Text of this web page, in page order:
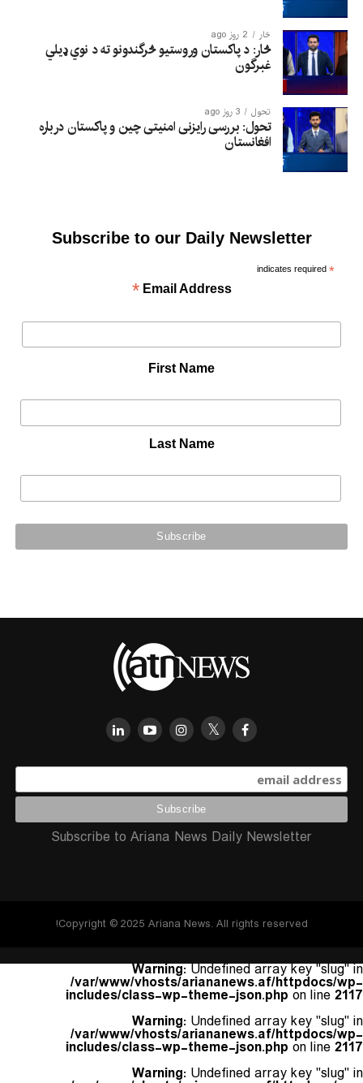
څار 2 روز ago
څار: د پاکستان وروستیو څرگندونو ته د نوي ډیلي
غبرگون
تحول 3 روز ago
تحول: بررسی رایزنی امنیتی چین و پاکستان درباره
افغانستان
Subscribe to our Daily Newsletter
*
indicates required
Email Address
*
First Name
Last Name
Subscribe to Ariana News Daily Newsletter
Copyright © 2025 Ariana News. All rights reserved!
Warning: Undefined array key "slug" in
/var/www/vhosts/ariananews.af/httpdocs/wp-
includes/class-wp-theme-json.php on line2117
Warning: Undefined array key "slug" in
/var/www/vhosts/ariananews.af/httpdocs/wp-
includes/class-wp-theme-json.php on line2117
Warning: Undefined array key "slug" in